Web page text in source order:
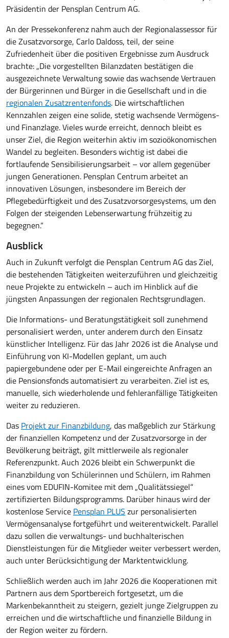
Präsidentin der Pensplan Centrum AG.
An der Pressekonferenz nahm auch der Regionalassessor für
die Zusatzvorsorge, Carlo Daldoss, teil, der seine
Zufriedenheit über die positiven Ergebnisse zum Ausdruck
brachte: „Die vorgestellten Bilanzdaten bestätigen die
ausgezeichnete Verwaltung sowie das wachsende Vertrauen
der Bürgerinnen und Bürger in die Gesellschaft und in die
regionalen Zusatzrentenfonds. Die wirtschaftlichen
Kennzahlen zeigen eine solide, stetig wachsende Vermögens-
und Finanzlage. Vieles wurde erreicht, dennoch bleibt es
unser Ziel, die Region weiterhin aktiv im sozioökonomischen
Wandel zu begleiten. Besonders wichtig ist dabei die
fortlaufende Sensibilisierungsarbeit – vor allem gegenüber
jungen Generationen. Pensplan Centrum arbeitet an
innovativen Lösungen, insbesondere im Bereich der
Pflegebedürftigkeit und des Zusatzvorsorgesystems, um den
Folgen der steigenden Lebenserwartung frühzeitig zu
begegnen.“
Ausblick
Auch in Zukunft verfolgt die Pensplan Centrum AG das Ziel,
die bestehenden Tätigkeiten weiterzuführen und gleichzeitig
neue Projekte zu entwickeln – auch im Hinblick auf die
jüngsten Anpassungen der regionalen Rechtsgrundlagen.
Die Informations- und Beratungstätigkeit soll zunehmend
personalisiert werden, unter anderem durch den Einsatz
künstlicher Intelligenz. Für das Jahr 2026 ist die Analyse und
Einführung von KI-Modellen geplant, um auch
papiergebundene oder per E-Mail eingereichte Anfragen an
die Pensionsfonds automatisiert zu verarbeiten. Ziel ist es,
manuelle, sich wiederholende und fehleranfällige Tätigkeiten
weiter zu reduzieren.
Das Projekt zur Finanzbildung, das maßgeblich zur Stärkung
der finanziellen Kompetenz und der Zusatzvorsorge in der
Bevölkerung beiträgt, gilt mittlerweile als regionaler
Referenzpunkt. Auch 2026 bleibt ein Schwerpunkt die
Finanzbildung von Schülerinnen und Schülern, im Rahmen
eines vom EDUFIN-Komitee mit dem „Qualitätssiegel“
zertifizierten Bildungsprogramms. Darüber hinaus wird der
kostenlose Service Pensplan PLUS zur personalisierten
Vermögensanalyse fortgeführt und weiterentwickelt. Parallel
dazu sollen die verwaltungs- und buchhalterischen
Dienstleistungen für die Mitglieder weiter verbessert werden,
auch unter Berücksichtigung der Marktentwicklung.
Schließlich werden auch im Jahr 2026 die Kooperationen mit
Partnern aus dem Sportbereich fortgesetzt, um die
Markenbekanntheit zu steigern, gezielt junge Zielgruppen zu
erreichen und die wirtschaftliche und finanzielle Bildung in
der Region weiter zu fördern.